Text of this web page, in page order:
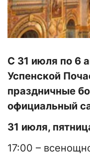
С 31 июля по 6
Успенской
праздничные
официальный
31 июля,
17:00 –